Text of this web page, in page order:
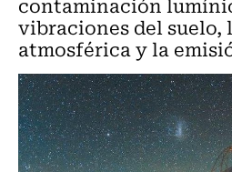
vibraciones del
atmosférica y la